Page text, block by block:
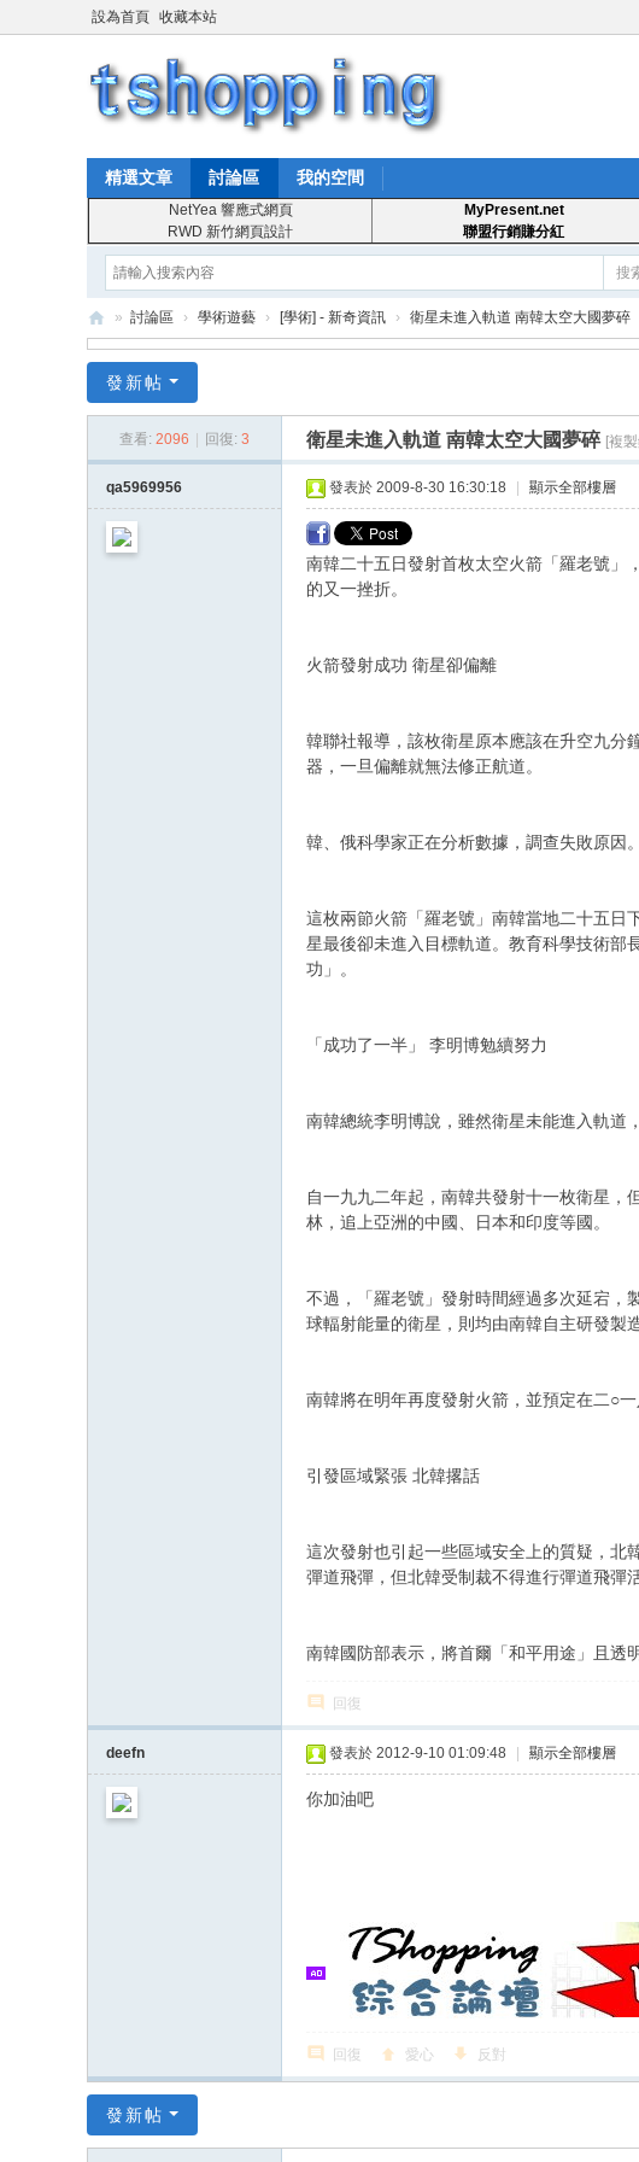
設為首頁 收藏本站
精選文章 討論區 我的空間
NetYea 響應式網頁
RWD 新竹網頁設計
MyPresent.net
聯盟行銷賺分紅
搜
T
ho
pp
» 討論區 › 學術遊藝 › [學術] - 新奇資訊 › 衛星未進入軌道 南韓太空大國夢碎
發新帖
查看: 2096 回復: 3 衛星未進入軌道 南韓太空大國夢碎 [複
qa5969956 發表於 2009-8-30 16:30:18 顯示全部樓層
南韓二十五日發射首枚太空火箭「羅老號」
的又一挫折。
火箭發射成功 衛星卻偏離
韓聯社報導，該枚衛星原本應該在升空九分
器，一旦偏離就無法修正航道。
韓、俄科學家正在分析數據，調查失敗原因。
這枚兩節火箭「羅老號」南韓當地二十五日
星最後卻未進入目標軌道。教育科學技術部
功」。
「成功了一半」 李明博勉續努力
南韓總統李明博說，雖然衛星未能進入軌道
自一九九二年起，南韓共發射十一枚衛星，
林，追上亞洲的中國、日本和印度等國。
不過，「羅老號」發射時間經過多次延宕，
球輻射能量的衛星，則均由南韓自主研發製造
南韓將在明年再度發射火箭，並預定在二○
引發區域緊張 北韓撂話
這次發射也引起一些區域安全上的質疑，北
彈道飛彈，但北韓受制裁不得進行彈道飛彈
南韓國防部表示，將首爾「和平用途」且透
回復
deefn 發表於 2012-9-10 01:09:48 顯示全部樓層
你加油吧
回復 愛心 反對
發新帖